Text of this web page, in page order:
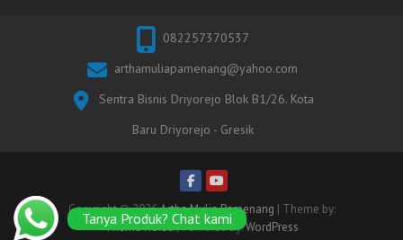
082257370537
arthamuliapamenang@yahoo.com
Sentra Bisnis Driyorejo Blok B1/26. Kota
Baru Driyorejo - Gresik
Copyright © 2026Artha Mulia Pamenang | Theme by:
Theme Horse| Powered by:WordPress
Tanya Produk? Chat kami